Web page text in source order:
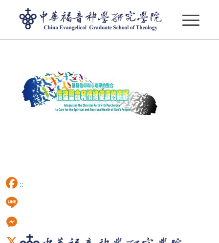
:::
Facebook
Line
Messenger